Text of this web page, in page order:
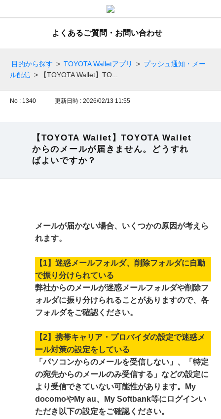
よくあるご質問・お問い合わせ
目的から探す > TOYOTA Walletアプリ > プッシュ通知・メー
ル配信 > 【TOYOTA Wallet】TO...
No : 1340 更新日時 : 2026/02/13 11:55
【TOYOTA Wallet】TOYOTA Wallet
からのメールが届きません。どうすれ
ばよいですか？
メールが届かない場合、いくつかの原因が考えら
れます。
【1】迷惑メールフォルダ、削除フォルダに自動
で振り分けられている
弊社からのメールが迷惑メールフォルダや削除フ
ォルダに振り分けられることがありますので、各
フォルダをご確認ください。
【2】携帯キャリア・プロバイダの設定で迷惑メ
ール対策の設定をしている
「パソコンからのメールを受信しない」、「特定
の宛先からのメールのみ受信する」などの設定に
より受信できていない可能性があります。My
docomoやMy au、My Softbank等にログインい
ただき以下の設定をご確認ください。